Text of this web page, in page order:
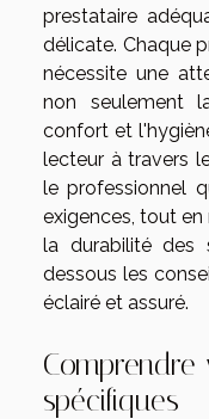
prestataire
délicate. Chaque
nécessite une
non seulement
confort et
lecteur à travers
le professionnel
exigences, tout
la durabilité des
dessous les
éclairé et assuré.
Comprendre
spécifiques